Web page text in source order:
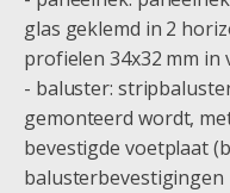
glas geklemd in 2
profielen 34x32 mm
- baluster:
gemonteerd wordt,
bevestigde voetplaat
balusterbevestigingen